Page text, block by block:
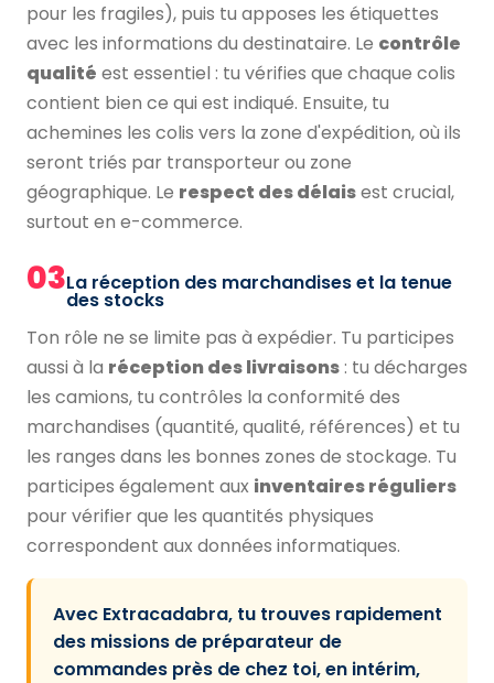
pour les fragiles), puis tu apposes les étiquettes
avec les informations du destinataire. Le contrôle
qualité est essentiel : tu vérifies que chaque colis
contient bien ce qui est indiqué. Ensuite, tu
achemines les colis vers la zone d'expédition, où ils
seront triés par transporteur ou zone
géographique. Le respect des délaisest crucial,
surtout en e-commerce.
03La réception des marchandises et la tenue
des stocks
Ton rôle ne se limite pas à expédier. Tu participes
aussi à la réception des livraisons : tu décharges
les camions, tu contrôles la conformité des
marchandises (quantité, qualité, références) et tu
les ranges dans les bonnes zones de stockage. Tu
participes également aux inventaires réguliers
pour vérifier que les quantités physiques
correspondent aux données informatiques.
Avec Extracadabra, tu trouves rapidement
des missions de préparateur de
commandes près de chez toi, en intérim,